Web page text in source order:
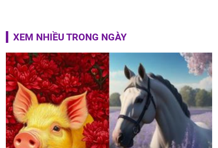
XEM NHIỀU TRONG NGÀY